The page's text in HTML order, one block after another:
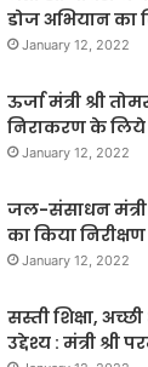
डोज अभियान का
January 12, 2022
ऊर्जा मंत्री श्री
निराकरण के लिये
January 12, 2022
जल-संसाधन मंत्री
का किया निरीक्षण
January 12, 2022
सस्ती शिक्षा,
उद्देश्य : मंत्री श्री